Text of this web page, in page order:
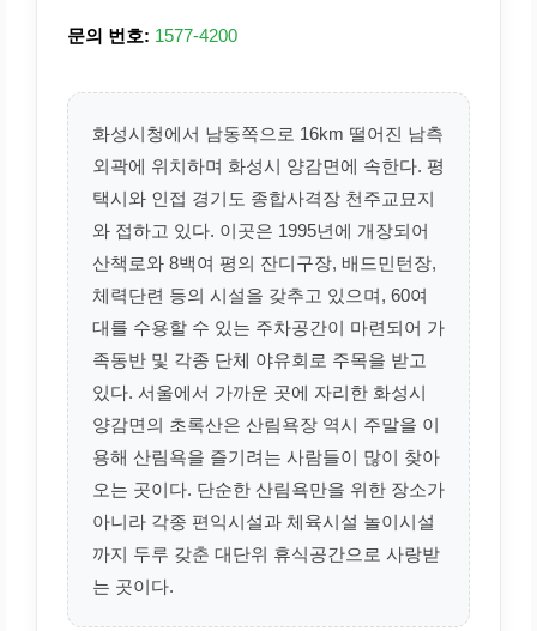
문의 번호: 1577-4200
화성시청에서 남동쪽으로 16km 떨어진 남측
외곽에 위치하며 화성시 양감면에 속한다. 평
택시와 인접 경기도 종합사격장 천주교묘지
와 접하고 있다. 이곳은 1995년에 개장되어
산책로와 8백여 평의 잔디구장, 배드민턴장,
체력단련 등의 시설을 갖추고 있으며, 60여
대를 수용할 수 있는 주차공간이 마련되어 가
족동반 및 각종 단체 야유회로 주목을 받고
있다. 서울에서 가까운 곳에 자리한 화성시
양감면의 초록산은 산림욕장 역시 주말을 이
용해 산림욕을 즐기려는 사람들이 많이 찾아
오는 곳이다. 단순한 산림욕만을 위한 장소가
아니라 각종 편익시설과 체육시설 놀이시설
까지 두루 갖춘 대단위 휴식공간으로 사랑받
는 곳이다.